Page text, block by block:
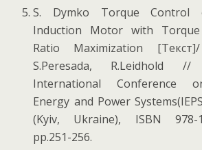
S. Dymko Torque Control
Induction Motor with
Ratio Maximization
S.Peresada, R.Leidhold
International Conference
Energy and Power
(Kyiv, Ukraine), ISBN 978-1-
pp.251-256.